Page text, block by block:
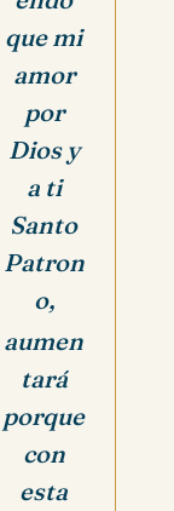
que mi
amor
por
Dios y
a ti
Santo
Patron
o,
aumen
tará
porque
con
esta